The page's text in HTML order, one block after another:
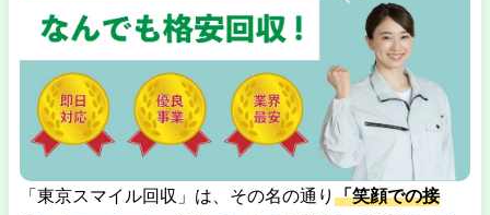
「東京スマイル回収」は、その名の通り 「笑顔での接